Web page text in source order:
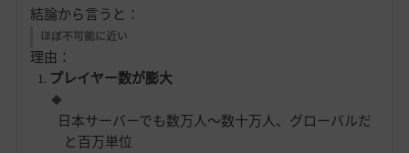
結論から言うと：
ほぼ不可能に近い
理由：
プレイヤー数が膨大
日本サーバーでも数万人〜数十万人、グローバルだ
と百万単位